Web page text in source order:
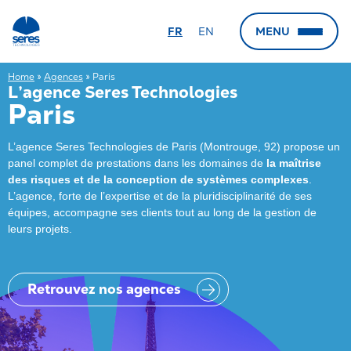
FR EN MENU
← Retour
Le groupe
Groupe Gorgé
Calogena
← Retour
Nos secteurs
Hydrogène
Ferroviaire
Automobile
Robotique
Pétrochimie et chimie
Pharmaceutique
← Retour
Nos expertises
Sûreté de Fonctionnement
Soutien Logistique Intégré
QSSERP et Risques Industriels
RSE et Eco-conception
Radioprotection
← Retour
Nos agences
Aix-en-Provence
Paris
Lyon
Caen
Port de Bouc
Le Havre
Home » Agences » Paris
L’agence Seres Technologies
Paris
L’agence Seres Technologies de Paris (Montrouge, 92) propose un
panel complet de prestations dans les domaines de la maîtrise
des risques et de la conception de systèmes complexes
L’agence, forte de l’expertise et de la pluridisciplinarité de ses
équipes, accompagne ses clients tout au long de la gestion de
leurs projets.
Retrouvez nos agences